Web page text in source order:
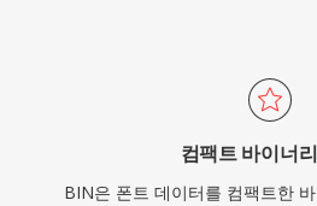
컴팩트 바이너
BIN은 폰트 데이터를 컴팩트한